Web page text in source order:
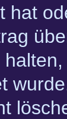
hat